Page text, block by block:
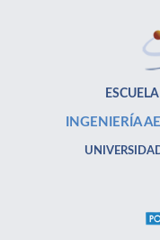
INGENIERÍA